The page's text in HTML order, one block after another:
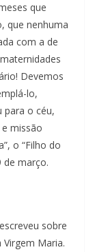
que
que nenhuma
com a de
Devemos
lo,
para o céu,
missão
o “Filho do
de março.
sobre
Maria.